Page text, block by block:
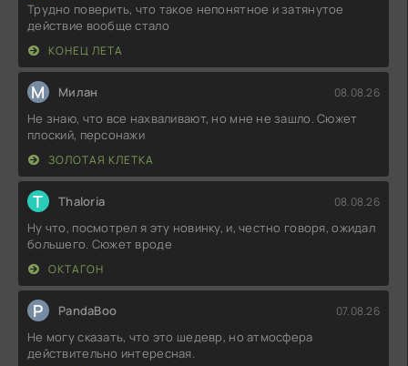
Трудно поверить, что такое непонятное и затянутое
действие вообще стало
КОНЕЦ ЛЕТА
М Милан 08.08.26
Не знаю, что все нахваливают, но мне не зашло. Сюжет
плоский, персонажи
ЗОЛОТАЯ КЛЕТКА
T Thaloria 08.08.26
Ну что, посмотрел я эту новинку, и, честно говоря, ожидал
большего. Сюжет вроде
ОКТАГОН
P PandaBoo 07.08.26
Не могу сказать, что это шедевр, но атмосфера
действительно интересная.